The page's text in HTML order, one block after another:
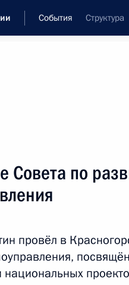
События Структура
советы
Показать
Совета по
провёл в
национальных